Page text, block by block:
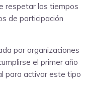
respetar los tiempos
de participación
por organizaciones
el primer año
para activar este tipo